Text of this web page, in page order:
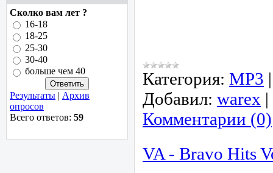
Сколко вам лет ?
16-18
18-25
25-30
30-40
больше чем 40
Результаты | Архив
опросов
Всего ответов: 59
Категория: МР3
Добавил: warex |
Комментарии (0)
VA - Bravo Hits